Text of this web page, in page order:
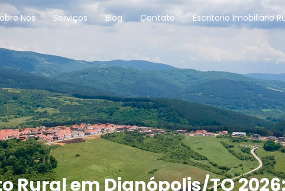
Nós Serviços Blog Contato Escritorio Imobiliário
Rural em Dianópolis/TO